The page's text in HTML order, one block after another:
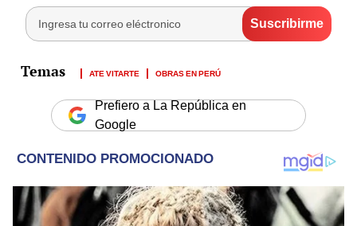
ATE VITARTE OBRAS EN PERÚ
Prefiero a La República en
Google